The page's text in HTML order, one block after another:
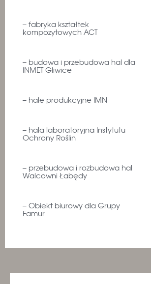
– fabryka kształtek
kompozytowych ACT
– budowa i przebudowa hal dla
INMET Gliwice
– hale produkcyjne IMN
– hala laboratoryjna Instytutu
Ochrony Roślin
– przebudowa i rozbudowa hal
Walcowni Łabędy
– Obiekt biurowy dla Grupy
Famur